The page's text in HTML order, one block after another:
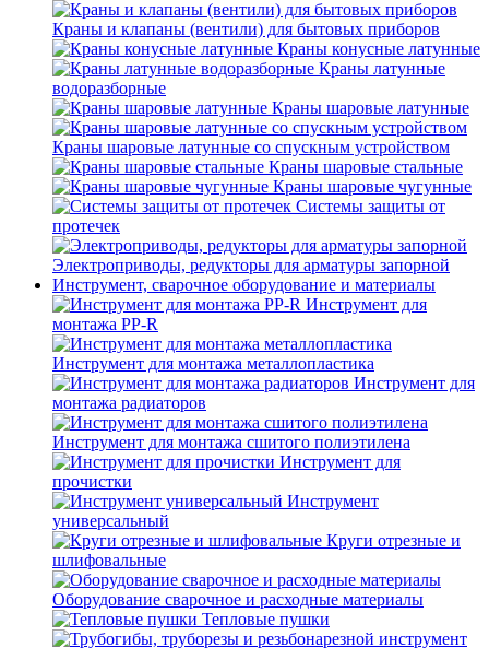
Краны и клапаны (вентили) для бытовых приборов
Краны конусные латунные
Краны латунные
водоразборные
Краны шаровые латунные
Краны шаровые латунные со спускным устройством
Краны шаровые стальные
Краны шаровые чугунные
Системы защиты от
протечек
Электроприводы, редукторы для арматуры запорной
Инструмент, сварочное оборудование и материалы
Инструмент для
монтажа PP-R
Инструмент для монтажа металлопластика
Инструмент для
монтажа радиаторов
Инструмент для монтажа сшитого полиэтилена
Инструмент для
прочистки
Инструмент
универсальный
Круги отрезные и
шлифовальные
Оборудование сварочное и расходные материалы
Тепловые пушки